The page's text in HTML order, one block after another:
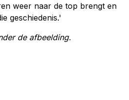
weer naar de top brengt en
geschiedenis.'
de afbeelding.